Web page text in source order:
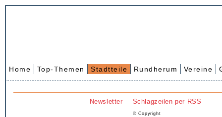
Home Top-Themen Stadtteile Rundherum Vereine
Newsletter Schlagzeilen per RSS
© Copyright